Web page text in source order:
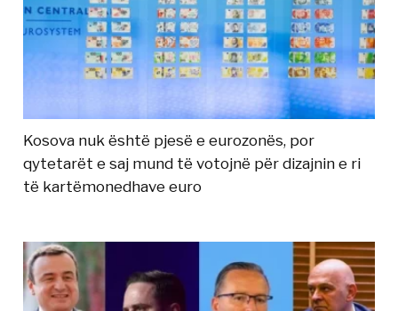
Kosova nuk është pjesë e eurozonës, por
qytetarët e saj mund të votojnë për dizajnin e ri
të kartëmonedhave euro